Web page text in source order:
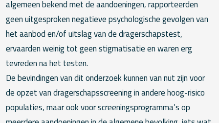
algemeen bekend met de aandoeningen, rapporteerden
geen uitgesproken negatieve psychologische gevolgen van
het aanbod en/of uitslag van de dragerschapstest,
ervaarden weinig tot geen stigmatisatie en waren erg
tevreden na het testen.
De bevindingen van dit onderzoek kunnen van nut zijn voor
de opzet van dragerschapsscreening in andere hoog-risico
populaties, maar ook voor screeningsprogramma’s op